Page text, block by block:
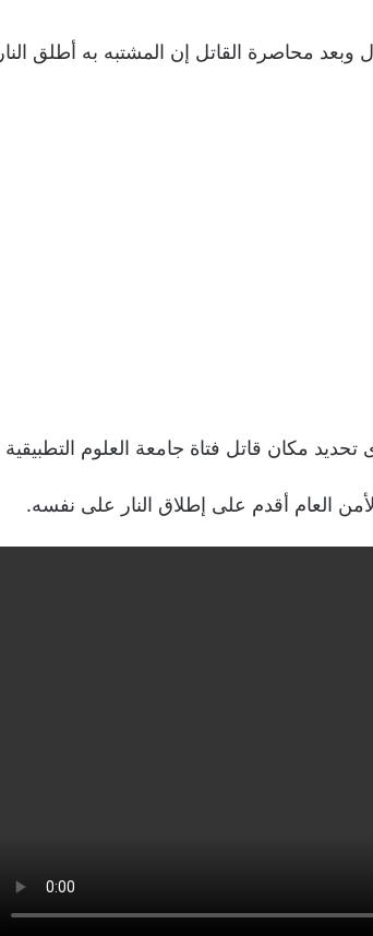
محاصرة القاتل إن المشتبه به أطلق النار
مكان قاتل فتاة جامعة العلوم التطبيقية
العام أقدم على إطلاق النار على نفسه.